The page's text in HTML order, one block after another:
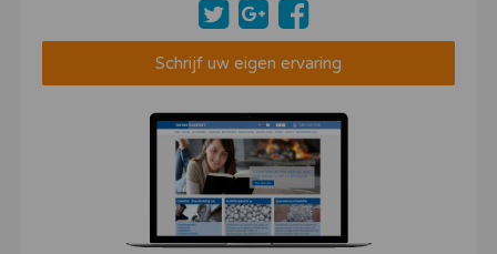
Schrijf uw eigen ervaring